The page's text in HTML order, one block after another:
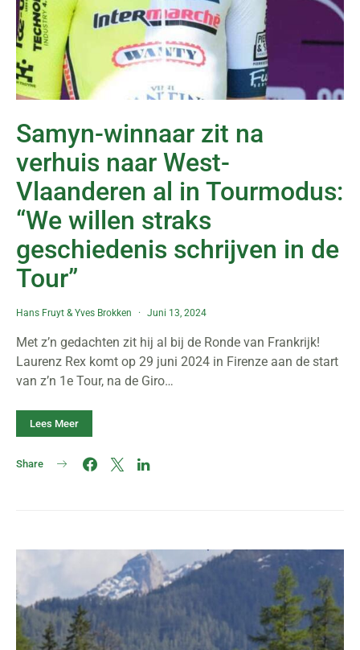
Samyn-winnaar zit na
verhuis naar West-
Vlaanderen al in Tourmodus:
“We willen straks
geschiedenis schrijven in de
Tour”
Hans Fruyt &Yves Brokken Juni 13, 2024
Met z’n gedachten zit hij al bij de Ronde van Frankrijk!
Laurenz Rex komt op 29 juni 2024 in Firenze aan de start
van z’n 1e Tour, na de Giro…
Lees Meer
Share